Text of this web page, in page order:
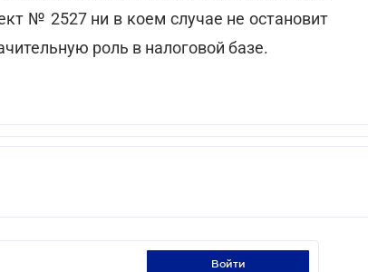
№ 2527 ни в коем случае не остановит
роль в налоговой базе.
войти